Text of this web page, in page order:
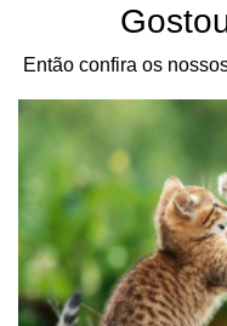
Então confira os